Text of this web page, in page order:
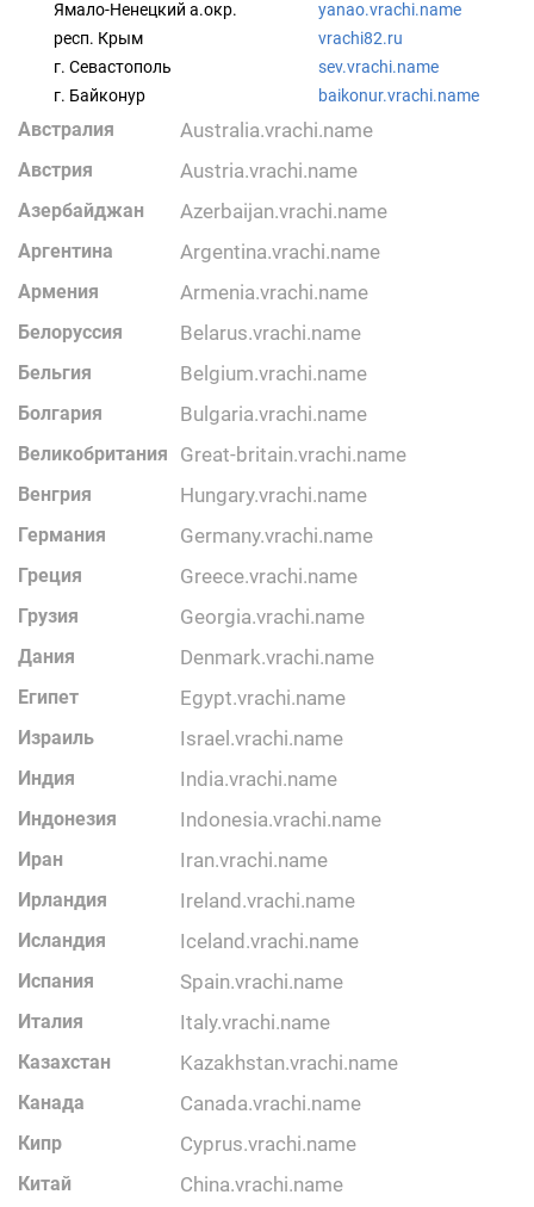
Ямало-Ненецкий а.окр.
yanao.vrachi.name
респ. Крым
vrachi82.ru
г. Севастополь
sev.vrachi.name
г. Байконур
baikonur.vrachi.name
Австралия australia.vrachi.name
Австрия austria.vrachi.name
Азербайджан azerbaijan.vrachi.name
Аргентина argentina.vrachi.name
Армения armenia.vrachi.name
Белоруссия belarus.vrachi.name
Бельгия belgium.vrachi.name
Болгария bulgaria.vrachi.name
Великобритания great-britain.vrachi.name
Венгрия hungary.vrachi.name
Германия germany.vrachi.name
Греция greece.vrachi.name
Грузия georgia.vrachi.name
Дания denmark.vrachi.name
Египет egypt.vrachi.name
Израиль israel.vrachi.name
Индия india.vrachi.name
Индонезия indonesia.vrachi.name
Иран iran.vrachi.name
Ирландия ireland.vrachi.name
Исландия iceland.vrachi.name
Испания spain.vrachi.name
Италия italy.vrachi.name
Казахстан kazakhstan.vrachi.name
Канада canada.vrachi.name
Кипр cyprus.vrachi.name
Китай china.vrachi.name